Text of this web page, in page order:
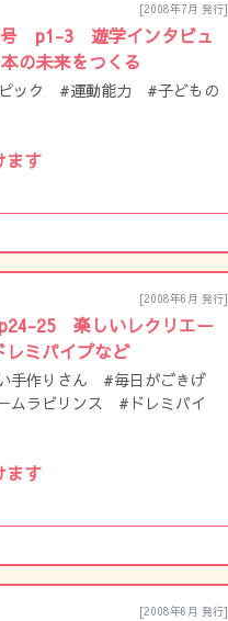
[2008年7月 発行]
号 p1-3 遊学インタビュ
の未来をつくる
ック #運動能力 #子どもの
ます
[2008年6月 発行]
25 楽しいレクリエー
ミパイプなど
手作りさん #毎日がごきげ
ムラビリンス #ドレミパイ
ます
[2008年6月 発行]